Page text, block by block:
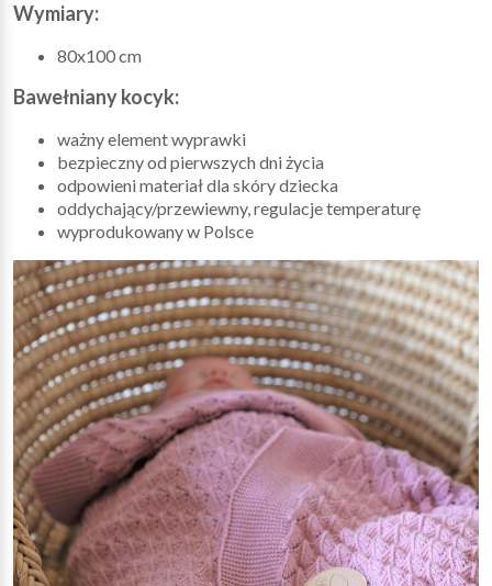
Wymiary:
80x100 cm
Bawełniany kocyk:
ważny element wyprawki
bezpieczny od pierwszych dni życia
odpowieni materiał dla skóry dziecka
oddychający/przewiewny, regulacje temperaturę
wyprodukowany w Polsce